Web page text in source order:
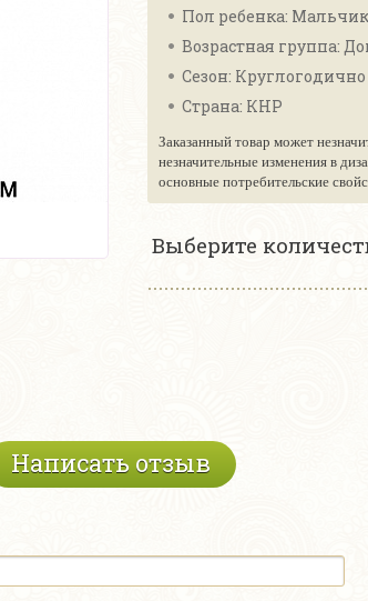
Пол ребенка: Мальчик
Возрастная группа:
Сезон: Круглогодично
Страна: КНР
Заказанный товар может
незначительные изменения в
основные потребительские
Выберите
Написать отзыв